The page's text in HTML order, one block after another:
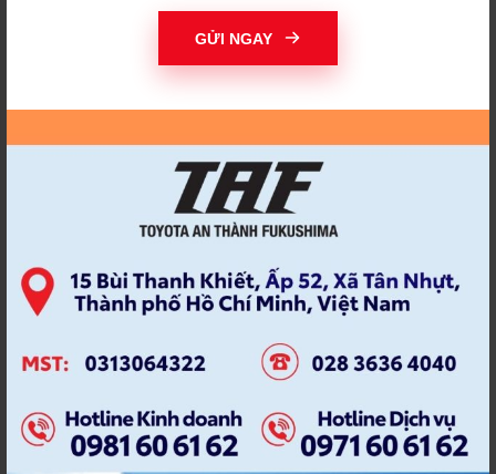
GỬI NGAY
THI ẢNH TOYOTA
THIỆN NGUYỆN
THỜI HẠN BẢO DƯỠNG
THÔNG BÁO TIẾN ĐỘ
THÔNG TƯ 15/2022
THÔNG TƯ MỚI
THƯƠNG HIỆU TAF
TÍCH ĐIỂM NHẬN QUÀ
TIẾN ĐỘ SỬA CHỮA
TOYOA AN THÀNH
FUKUSHIMA
TOYOT AN THANH
FUKUSHIMA
TOYOTA AN THÀNH
TOYOTA AN THÀNH
FUKUHSIMA